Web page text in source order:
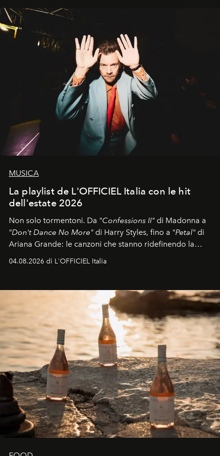
MUSICA
La playlist de L'OFFICIEL Italia con le hit
dell'estate 2026
Non solo tormentoni. Da "Confessions II" di Madonna a
"Don't Dance No More" di Harry Styles, fino a "Petal" di
Ariana Grande: le canzoni che stanno ridefinendo la
colonna sonora della stagione.
04.08.2026 di L'OFFICIEL Italia